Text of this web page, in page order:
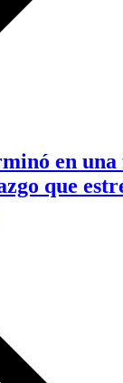
en una
que